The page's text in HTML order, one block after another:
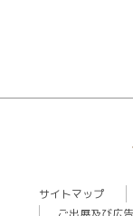
当社がお預
は当社が責
す。
サイトマップ